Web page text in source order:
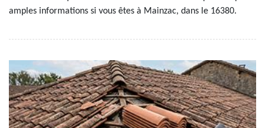
amples informations si vous êtes à Mainzac, dans le 16380.